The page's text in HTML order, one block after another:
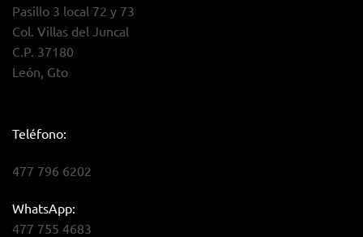
Pasillo 3 local 72 y 73
Col. Villas del Juncal
C.P. 37180
León, Gto
Teléfono:
477 796 6202
WhatsApp:
477 755 4683